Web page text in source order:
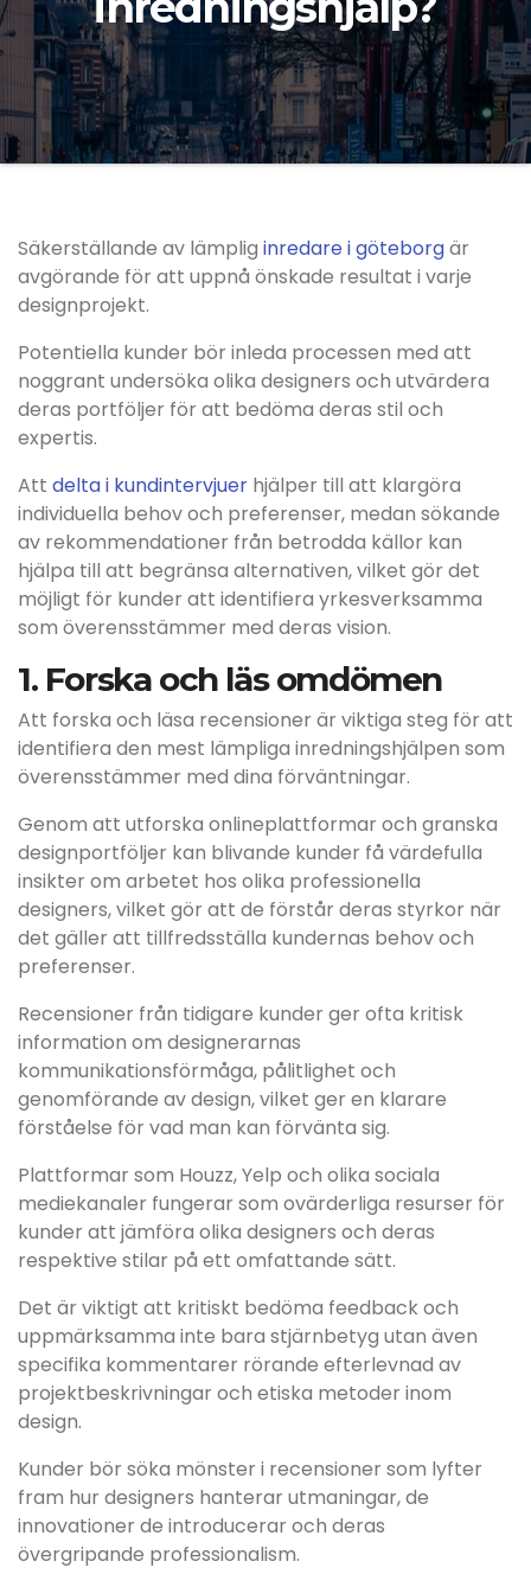
Säkerställande av lämplig inredare i göteborgär
avgörande för att uppnå önskade resultat i varje
designprojekt.
Potentiella kunder bör inleda processen med att
noggrant undersöka olika designers och utvärdera
deras portföljer för att bedöma deras stil och
expertis.
Att delta i kundintervjuer hjälper till att klargöra
individuella behov och preferenser, medan sökande
av rekommendationer från betrodda källor kan
hjälpa till att begränsa alternativen, vilket gör det
möjligt för kunder att identifiera yrkesverksamma
som överensstämmer med deras vision.
1. Forska och läs omdömen
Att forska och läsa recensioner är viktiga steg för att
identifiera den mest lämpliga inredningshjälpen som
överensstämmer med dina förväntningar.
Genom att utforska onlineplattformar och granska
designportföljer kan blivande kunder få värdefulla
insikter om arbetet hos olika professionella
designers, vilket gör att de förstår deras styrkor när
det gäller att tillfredsställa kundernas behov och
preferenser.
Recensioner från tidigare kunder ger ofta kritisk
information om designerarnas
kommunikationsförmåga, pålitlighet och
genomförande av design, vilket ger en klarare
förståelse för vad man kan förvänta sig.
Plattformar som Houzz, Yelp och olika sociala
mediekanaler fungerar som ovärderliga resurser för
kunder att jämföra olika designers och deras
respektive stilar på ett omfattande sätt.
Det är viktigt att kritiskt bedöma feedback och
uppmärksamma inte bara stjärnbetyg utan även
specifika kommentarer rörande efterlevnad av
projektbeskrivningar och etiska metoder inom
design.
Kunder bör söka mönster i recensioner som lyfter
fram hur designers hanterar utmaningar, de
innovationer de introducerar och deras
övergripande professionalism.